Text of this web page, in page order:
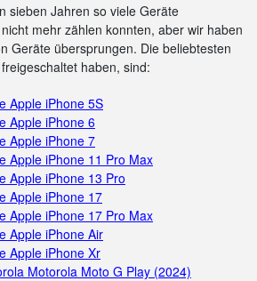
sieben Jahren so viele Geräte
mehr zählen konnten, aber wir haben
Geräte übersprungen. Die beliebtesten
haben, sind:
Apple iPhone 5S
Apple iPhone 6
Apple iPhone 7
Apple iPhone 11 Pro Max
Apple iPhone 13 Pro
Apple iPhone 17
Apple iPhone 17 Pro Max
Apple iPhone Air
Apple iPhone Xr
Motorola Moto G Play (2024)